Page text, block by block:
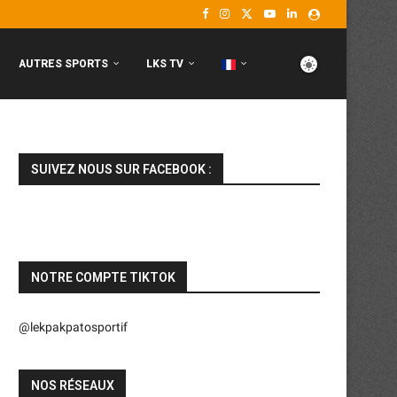
AUTRES SPORTS LKS TV
SUIVEZ NOUS SUR FACEBOOK :
NOTRE COMPTE TIKTOK
@lekpakpatosportif
NOS RÉSEAUX